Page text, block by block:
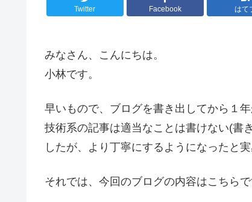
Twitter Facebook はて
みなさん、こんにちは。
小林です。
早いもので、ブログを書き出してから１年
技術系の記事は適当なことは書けない(書
したが、より丁寧にするようになったと実
それでは、今回のブログの内容はこちらで